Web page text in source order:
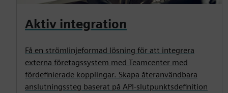
Aktiv integration
Få en strömlinjeformad lösning för att integrera
externa företagssystem med Teamcenter med
fördefinierade kopplingar. Skapa återanvändbara
anslutningssteg baserat på API-slutpunktsdefinition